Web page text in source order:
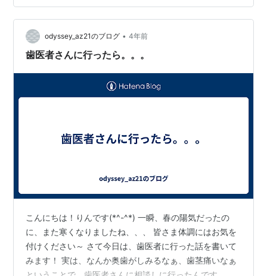
ういうことか、と思うのは別として、 歯を健康に保つの
は健康で長生きするにあたっては大切なことには変わり
ないわけですよね。 口腔の健康と全身の健康は密接に関
連しているとも聞きます。 「歯周病…
odyssey_az21のブログ • 4年前
歯医者さんに行ったら。。。
こんにちは！りんです(*^-^*) 一瞬、春の陽気だったの
に、また寒くなりましたね、、、 皆さま体調にはお気を
付けください～ さて今日は、歯医者に行った話を書いて
みます！ 実は、なんか奥歯がしみるなぁ、歯茎痛いなぁ